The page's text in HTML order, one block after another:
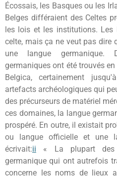
Écossais, les Basques ou les
Belges différaient des Celtes
les lois et les institutions. Les
celte, mais ça ne veut pas dire
une langue germanique.
germaniques ont été trouvés
Belgica, certainement
artefacts archéologiques qui
des précurseurs de matériel
ces domaines, la langue
prospéré. En outre, il existait
ou langue officielle et une
écrivait:ii « La plupart des
germanique qui ont autrefois
concerne les noms de lieux